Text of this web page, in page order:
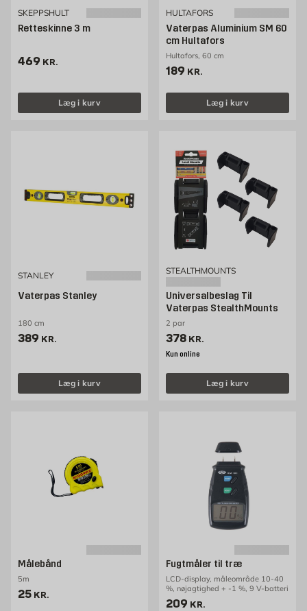
SKEPPSHULT
Retteskinne 3 m
Pris 469 kr. /stk
469 KR.
Læg i kurv
HULTAFORS
Vaterpas Aluminium SM 60
cm Hultafors
Hultafors, 60 cm
Pris 189 kr. /stk
189 KR.
Læg i kurv
STANLEY
Vaterpas Stanley
180 cm
Pris 389 kr. /stk
389 KR.
Læg i kurv
STEALTHMOUNTS
Universalbeslag Til
Vaterpas StealthMounts
2 par
Pris 378 kr. /stk
378 KR.
Kun online
Læg i kurv
Målebånd
5m
Pris 25 kr. /stk
25 KR.
Fugtmåler til træ
LCD-display, måleområde 10-40
%, nøjagtighed + -1 %, 9 V-batteri
Pris 209 kr. /stk
209 KR.